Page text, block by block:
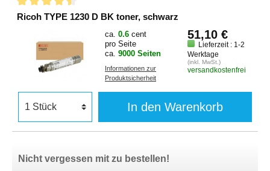
Ricoh TYPE 1230 D BK toner, schwarz
ca. 0.6 cent
pro Seite
ca. 9000 Seiten
Informationen zur
Produktsicherheit
51,10 €
Lieferzeit : 1-2
Werktage
(inkl. MwSt.)
versandkostenfrei
In den Warenkorb
Nicht vergessen mit zu bestellen!